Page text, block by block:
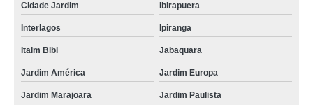
Cidade Jardim Ibirapuera
Interlagos Ipiranga
Itaim Bibi Jabaquara
Jardim América Jardim Europa
Jardim Marajoara Jardim Paulista